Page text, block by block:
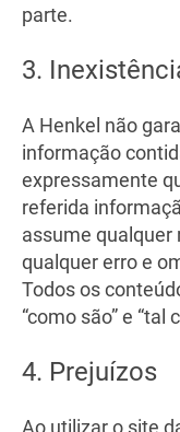
parte.
3.
A Henkel não
informação
expressamente
referida
assume qualquer
qualquer erro e
Todos os
“como são” e
4. Prejuízos
Ao utilizar o site